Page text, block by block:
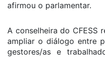
afirmou o parlamentar.
A conselheira do CFESS
ampliar o diálogo entre
gestores/as e